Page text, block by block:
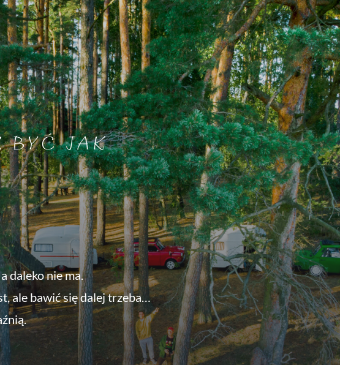
BYĆ JAK
daleko nie ma.
ale bawić się dalej trzeba…